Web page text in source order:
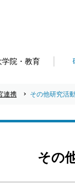
院・教育
連携 その他研究活
その